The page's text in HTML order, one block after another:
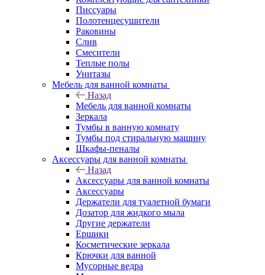
Писсуары
Полотенцесушители
Раковины
Слив
Смесители
Теплые полы
Унитазы
Мебель для ванной комнаты
Назад
Мебель для ванной комнаты
Зеркала
Тумбы в ванную комнату
Тумбы под стиральную машину
Шкафы-пеналы
Аксессуары для ванной комнаты
Назад
Аксессуары для ванной комнаты
Аксессуары
Держатели для туалетной бумаги
Дозатор для жидкого мыла
Другие держатели
Ершики
Косметические зеркала
Крючки для ванной
Мусорные ведра